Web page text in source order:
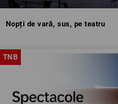
Nopți de vară, sus, pe teatru
TNB